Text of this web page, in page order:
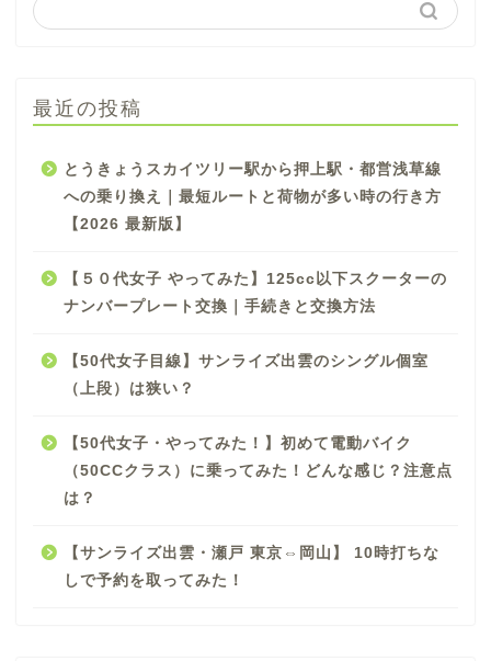
最近の投稿
とうきょうスカイツリー駅から押上駅・都営浅草線
への乗り換え｜最短ルートと荷物が多い時の行き方
【2026 最新版】
【５０代女子 やってみた】125cc以下スクーターの
ナンバープレート交換｜手続きと交換方法
【50代女子目線】サンライズ出雲のシングル個室
（上段）は狭い？
【50代女子・やってみた！】初めて電動バイク
（50CCクラス）に乗ってみた！どんな感じ？注意点
は？
【サンライズ出雲・瀬戸 東京⇔岡山】 10時打ちな
しで予約を取ってみた！